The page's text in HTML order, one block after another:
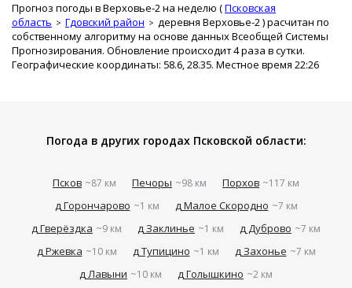
Прогноз погоды в Верховье-2 на неделю (Псковская
область
Гдовский район деревня Верховье-2) расчитан по
собственному алгоритму на основе данных Всеобщей Системы
Прогнозирования. Обновление происходит 4 раза в сутки.
Географические координаты: 58.6, 28.35. Местное время 22:26
Погода в других городах Псковской области:
Псков ~87 км Печоры ~98 км Порхов ~117 км
д Горончарово ~1 км д Малое Скородно ~7 км
д Гверёздка ~9 км д Заклинье ~1 км д Дуброво ~7 км
д Ржевка ~10 км д Тупицино ~1 км д Захонье ~7 км
д Лавыни ~10 км д Голышкино ~2 км